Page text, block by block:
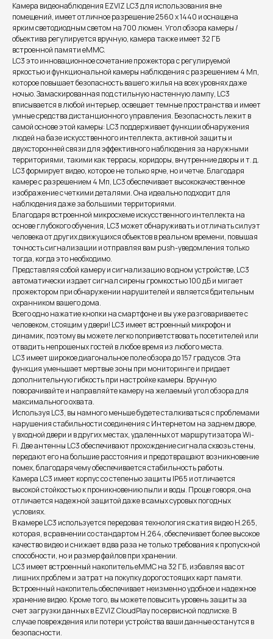
Камера видеонаблюдения EZVIZ LC3 для использования вне
помещений, имеет отличное разрешение 2560 x 1440 и оснащена
ярким светодиодным светом на 700 люмен. Угол обзора камеры /
объектива регулируется вручную, камера также имеет 32 ГБ
встроенной памяти eMMC.
LC3 это инновационное сочетание прожектора с регулируемой
яркостью и функциональной камеры наблюдения с разрешением 4 Мп,
которое повышает безопасность вашего жилья на всех уровнях даже
ночью. Замаскированная под стильную настенную лампу, LC3
вписывается в любой интерьер, освещает темные пространства и имеет
умные средства дистанционного управления. Безопасность лежит в
самой основе этой камеры: LC3 поддерживает функции обнаружения
людей на базе искусственного интеллекта, активной защиты и
двухсторонней связи для эффективного наблюдения за наружными
территориями, такими как террасы, коридоры, внутренние дворы и т. д.
LC3 формирует видео, которое не только ярче, но и четче. Благодаря
камере с разрешением 4 Мп, LC3 обеспечивает высококачественное
изображение с четкими деталями. Она идеально подходит для
наблюдения даже за большими территориями.
Благодаря встроенной микросхеме искусственного интеллекта на
основе глубокого обучения, LC3 может обнаруживать и отличать силуэт
человека от других движущихся объектов в реальном времени, повышая
точность сигнализации и отправляя вам push-уведомления только
тогда, когда это необходимо.
Представляя собой камеру и сигнализацию в одном устройстве, LC3
автоматически издает сигнал сирены громкостью 100 дБ и мигает
прожектором при обнаружении нарушителей и является бдительным
охранником вашего дома.
Всего одно нажатие кнопки на смартфоне и вы уже разговариваете с
человеком, стоящим у двери! LC3 имеет встроенный микрофон и
динамик, поэтому вы можете легко поприветствовать посетителей или
отвадить непрошеных гостей в любое время из любого места.
LC3 имеет широкое диагональное поле обзора до 157 градусов. Эта
функция уменьшает мертвые зоны при мониторинге и придает
дополнительную гибкость при настройке камеры. Вручную
поворачивайте и направляйте камеру на желаемый угол обзора для
максимального охвата.
Используя LC3, вы намного меньше будете сталкиваться с проблемами
нарушения стабильности соединения с Интернетом на заднем дворе,
у входной двери и в других местах, удаленных от маршрутизатора Wi-
Fi. Две антенны LC3 обеспечивают прохождение сигнала сквозь стены,
передают его на большие расстояния и предотвращают возникновение
помех, благодаря чему обеспечивается стабильность работы.
Камера LC3 имеет корпус со степенью защиты IP65 и отличается
высокой стойкостью к проникновению пыли и воды. Проще говоря, она
отличается надежной защитой даже в самых суровых погодных
условиях.
В камере LC3 используется передовая технология сжатия видео H.265,
которая, в сравнении со стандартом H.264, обеспечивает более высокое
качество видео и снижает в два раза не только требования к пропускной
способности, но и размер файлов при хранении.
LC3 имеет встроенный накопитель eMMC на 32 ГБ, избавляя вас от
лишних проблем и затрат на покупку дорогостоящих карт памяти.
Встроенный накопитель обеспечивает неизменно удобное и надежное
хранение видео. Кроме того, вы можете повысить уровень защиты за
счет загрузки данных в EZVIZ CloudPlay по сервисной подписке. В
случае повреждения или потери устройства ваши данные останутся в
безопасности.